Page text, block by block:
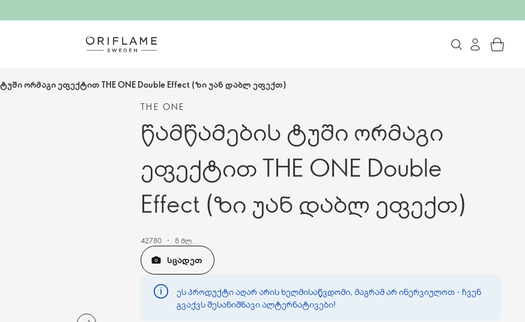
ორმაგი ეფექტით THE ONE Double Effect (ზი უან დაბლ ეფექთ)
THE ONE
წამწამების ტუში ორმაგი
ეფექტით THE ONE Double
Effect (ზი უან დაბლ ეფექთ)
42780 8 მლ.
ᲡᲪᲐᲓᲔᲗ
ეს პროდუქტი აღარ არის ხელმისაწვდომი, მაგრამ არ ინერვიულოთ - ჩვენ
გვაქვს შესანიშნავი ალტერნატივები!